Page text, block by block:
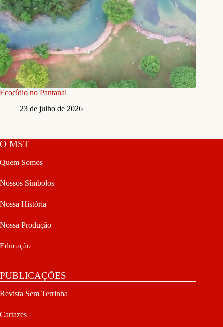
Ecocídio no Pantanal
23 de julho de 2026
O MST
Quem Somos
Nossos Símbolos
Nossa História
Nossa Produção
Educação
PUBLICAÇÕES
Revista Sem Terrinha
Cartazes